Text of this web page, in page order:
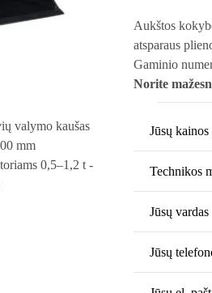
Aukštos
atsparaus
Gaminio
Norite